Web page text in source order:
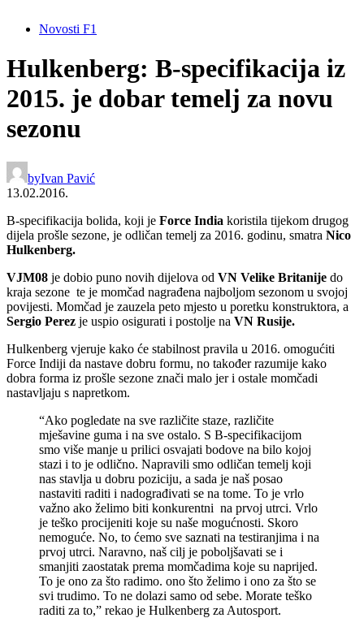
Novosti F1
Hulkenberg: B-specifikacija iz
2015. je dobar temelj za novu
sezonu
byIvan Pavić
13.02.2016.
B-specifikacija bolida, koji je Force India koristila tijekom drugog
dijela prošle sezone, je odličan temelj za 2016. godinu, smatra Nico
Hulkenberg.
VJM08 je dobio puno novih dijelova od VN Velike Britanije do
kraja sezone te je momčad nagrađena najboljom sezonom u svojoj
povijesti. Momčad je zauzela peto mjesto u poretku konstruktora, a
Sergio Perez je uspio osigurati i postolje na VN Rusije.
Hulkenberg vjeruje kako će stabilnost pravila u 2016. omogućiti
Force Indiji da nastave dobru formu, no također razumije kako
dobra forma iz prošle sezone znači malo jer i ostale momčadi
nastavljaju s napretkom.
“Ako pogledate na sve različite staze, različite
mješavine guma i na sve ostalo. S B-specifikacijom
smo više manje u prilici osvajati bodove na bilo kojoj
stazi i to je odlično. Napravili smo odličan temelj koji
nas stavlja u dobru poziciju, a sada je naš posao
nastaviti raditi i nadograđivati se na tome. To je vrlo
važno ako želimo biti konkurentni na prvoj utrci. Vrlo
je teško procijeniti koje su naše mogućnosti. Skoro
nemoguće. No, to ćemo sve saznati na testiranjima i na
prvoj utrci. Naravno, naš cilj je poboljšavati se i
smanjiti zaostatak prema momčadima koje su naprijed.
To je ono za što radimo. ono što želimo i ono za što se
svi trudimo. To ne dolazi samo od sebe. Morate teško
raditi za to,” rekao je Hulkenberg za Autosport.